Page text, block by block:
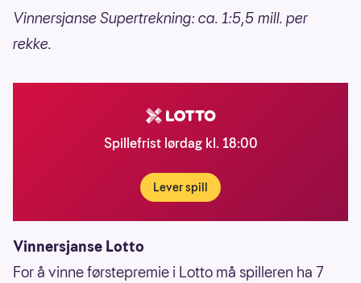
Vinnersjanse Supertrekning: ca. 1:5,5 mill. per
rekke.
Spillefrist lørdag kl. 18:00
Lever spill
Vinnersjanse Lotto
For å vinne førstepremie i Lotto må spilleren ha 7